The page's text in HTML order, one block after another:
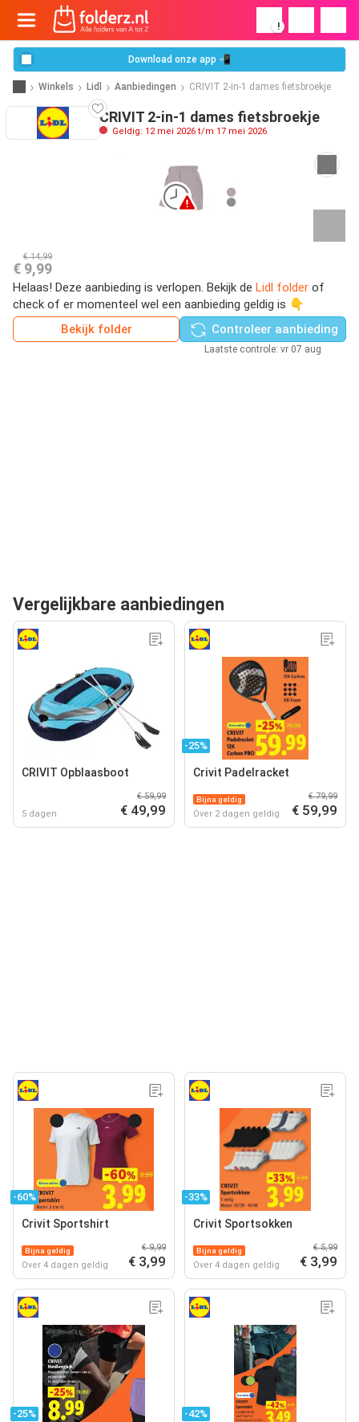
!
Download onze app 📲
Winkels Lidl Aanbiedingen CRIVIT 2-in-1 dames fietsbroekje
CRIVIT 2-in-1 dames fietsbroekje
Geldig: 12 mei 2026 t/m 17 mei 2026
€ 14,99
€ 9,99
Helaas! Deze aanbieding is verlopen. Bekijk de Lidl folder of
check of er momenteel wel een aanbieding geldig is 👇
Bekijk folder
Controleer aanbieding
Laatste controle: vr 07 aug
Vergelijkbare aanbiedingen
CRIVIT Opblaasboot
5 dagen
€ 59,99
€ 49,99
-25%
Crivit Padelracket
Bijna geldig
Over 2 dagen geldig
€ 79,99
€ 59,99
-60%
Crivit Sportshirt
Bijna geldig
Over 4 dagen geldig
€ 9,99
€ 3,99
-33%
Crivit Sportsokken
Bijna geldig
Over 4 dagen geldig
€ 5,99
€ 3,99
-25% -42%